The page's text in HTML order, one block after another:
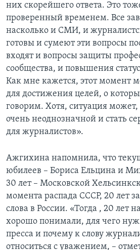
них скорейшего ответа. Это
проверенный временем. Все
насколько и СМИ, и
готовы и сумеют эти вопросы
входят и вопросы защиты
сообщества, и повышения
Как мне кажется, этот момент
для достижения целей, о
говорим. Хотя, ситуация может,
очень неоднозначной и стать
для журналистов».
Ажгихина напомнила, что
юбилеев – Бориса Ельцина и
30 лет – Московской
момента распада СССР, 20 лет
слова в России. «Тогда , 20 лет
хорошо понимали, для чего
пресса и почему к слову
относиться с уважением, –